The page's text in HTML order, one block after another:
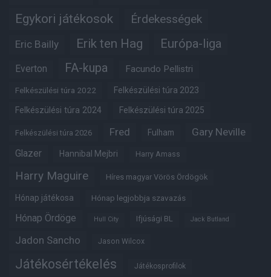
Egykori játékosok Érdekességek
Eric Bailly Erik ten Hag Európa-liga
Everton FA-kupa Facundo Pellistri
Felkészülési túra 2022 Felkészülési túra 2023
Felkészülési túra 2024 Felkészülési túra 2025
Felkészülési túra 2026 Fred Fulham Gary Neville
Glazer Hannibal Mejbri Harry Amass
Harry Maguire Híres magyar Vörös Ördögök
Hónap játékosa Hónap legjobbja szavazás
Hónap Ördöge Hull City Ifjúsági BL Jack Butland
Jadon Sancho Jason Wilcox
Játékosértékelés Játékosprofilok